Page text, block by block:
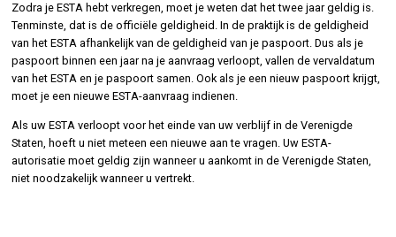
Zodra je ESTA hebt verkregen, moet je weten dat het twee jaar geldig is.
Tenminste, dat is de officiële geldigheid. In de praktijk is de geldigheid
van het ESTA afhankelijk van de geldigheid van je paspoort. Dus als je
paspoort binnen een jaar na je aanvraag verloopt, vallen de vervaldatum
van het ESTA en je paspoort samen. Ook als je een nieuw paspoort krijgt,
moet je een nieuwe ESTA-aanvraag indienen.
Als uw ESTA verloopt voor het einde van uw verblijf in de Verenigde
Staten, hoeft u niet meteen een nieuwe aan te vragen. Uw ESTA-
autorisatie moet geldig zijn wanneer u aankomt in de Verenigde Staten,
niet noodzakelijk wanneer u vertrekt.